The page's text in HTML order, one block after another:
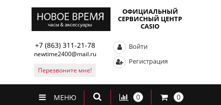
ОФИЦИАЛЬНЫЙ
СЕРВИСНЫЙ ЦЕНТР
CASIO
+7 (863) 311-21-78
newtime2400@mail.ru
Перезвоните мне!
Войти
Регистрация
МЕНЮ 0 0